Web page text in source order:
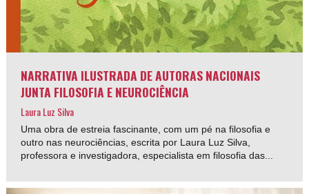
NARRATIVA ILUSTRADA DE AUTORAS NACIONAIS
JUNTA FILOSOFIA E NEUROCIÊNCIA
Laura Luz Silva
Uma obra de estreia fascinante, com um pé na filosofia e
outro nas neurociências, escrita por Laura Luz Silva,
professora e investigadora, especialista em filosofia das...